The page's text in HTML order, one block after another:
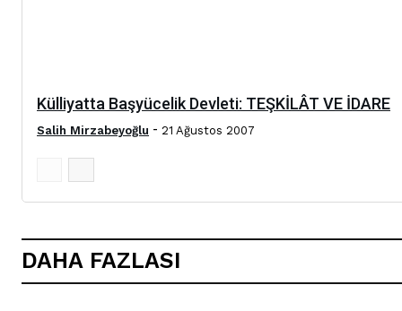
Külliyatta Başyücelik Devleti: TEŞKİLÂT VE İDARE
Salih Mirzabeyoğlu - 21 Ağustos 2007
DAHA FAZLASI